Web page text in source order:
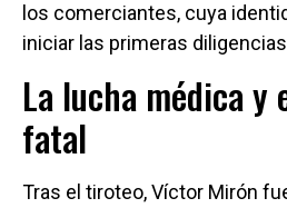
los comerciantes, cuya
iniciar las primeras
La lucha médica y
fatal
Tras el tiroteo, Víctor Mirón